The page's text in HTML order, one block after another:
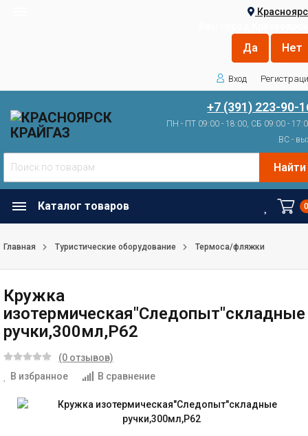
Вход
+7 (391) 223-90-
ПН - ПТ 09:00 - 18:00, СБ 09:00 -
ВС -
Найти
Каталог товаров
Главная Туристические оборудование Термоса/фляжки
Кружка
изотермическая"Следопыт"складные
ручки,300мл,Р62
(0 отзывов)
В избранное
В сравнение